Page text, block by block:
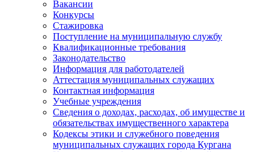
Вакансии
Конкурсы
Стажировка
Поступление на муниципальную службу
Квалификационные требования
Законодательство
Информация для работодателей
Аттестация муниципальных служащих
Контактная информация
Учебные учреждения
Сведения о доходах, расходах, об имуществе и
обязательствах имущественного характера
Кодексы этики и служебного поведения
муниципальных служащих города Кургана